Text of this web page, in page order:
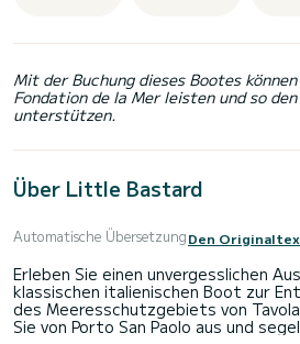
Mit der Buchung dieses Bootes
Fondation de la Mer leisten und so
unterstützen.
Über Little Bastard
Automatische ÜbersetzungDen
Erleben Sie einen unvergesslichen
klassischen italienischen Boot zur
des Meeresschutzgebiets von
Sie von Porto San Paolo aus und